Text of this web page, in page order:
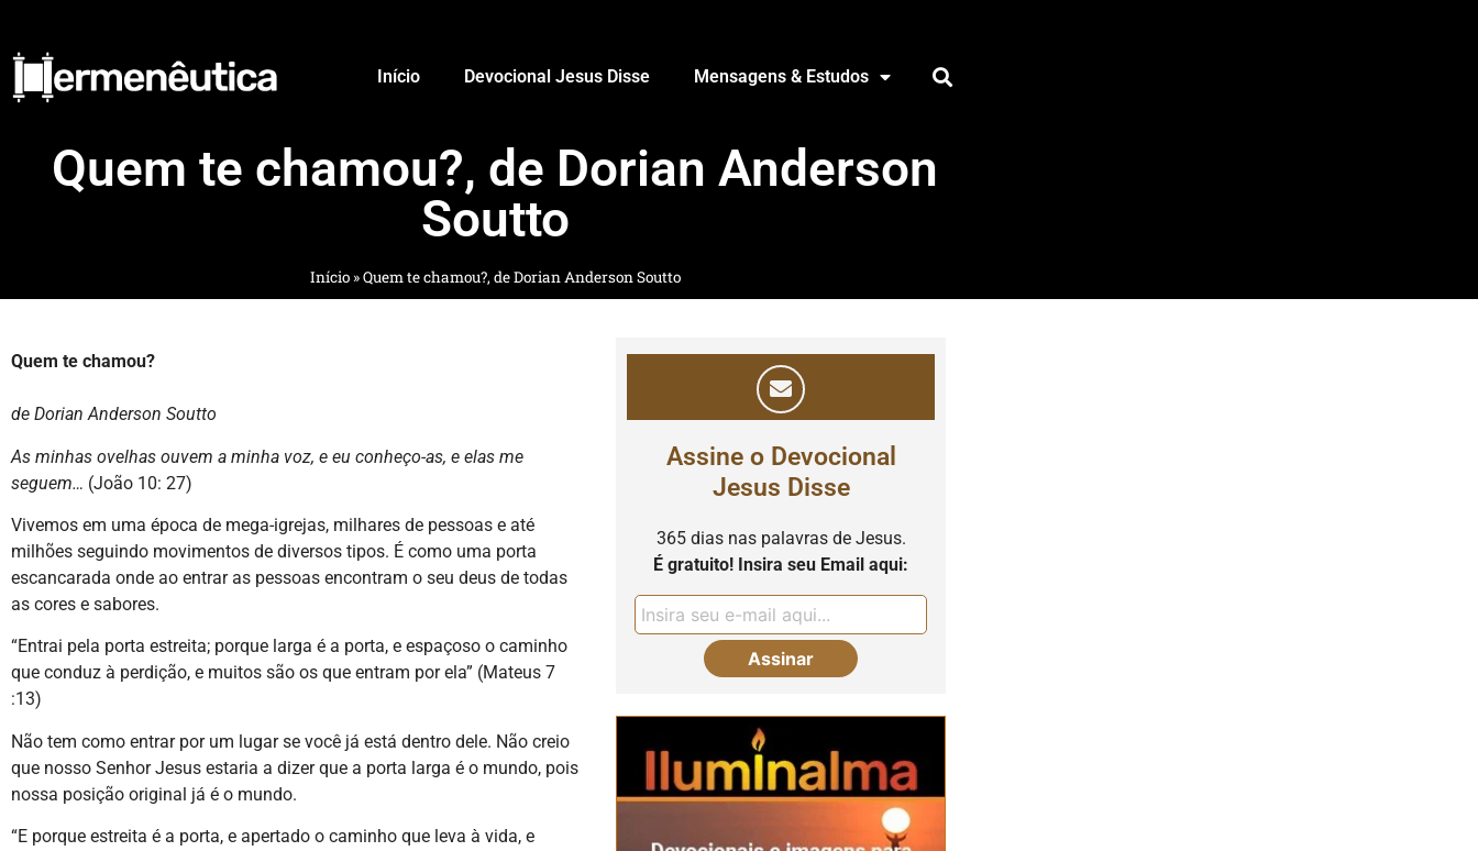
Início Devocional Jesus Disse Mensagens & Estudos
Quem te chamou?, de Dorian Anderson
Soutto
Início»Quem te chamou?, de Dorian Anderson Soutto
Quem te chamou?
de Dorian Anderson Soutto
As minhas ovelhas ouvem a minha voz, e eu conheço-as, e elas me
seguem… (João 10: 27)
Vivemos em uma época de mega-igrejas, milhares de pessoas e até
milhões seguindo movimentos de diversos tipos. É como uma porta
escancarada onde ao entrar as pessoas encontram o seu deus de todas
as cores e sabores.
“Entrai pela porta estreita; porque larga é a porta, e espaçoso o caminho
que conduz à perdição, e muitos são os que entram por ela” (Mateus 7
:13)
Não tem como entrar por um lugar se você já está dentro dele. Não creio
que nosso Senhor Jesus estaria a dizer que a porta larga é o mundo, pois
nossa posição original já é o mundo.
“E porque estreita é a porta, e apertado o caminho que leva à vida, e
Assine o Devocional
Jesus Disse
365 dias nas palavras de Jesus.
É gratuito! Insira seu Email aqui: